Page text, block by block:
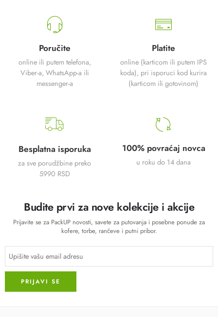
Poručite
online ili putem telefona,
Viber-a, WhatsApp-a ili
messenger-a
Platite
online (karticom ili putem IPS
koda), pri isporuci kod kurira
(karticom ili gotovinom)
Besplatna isporuka
za sve porudžbine preko
5990 RSD
100% povraćaj novca
u roku do 14 dana
Budite prvi za nove kolekcije i akcije
Prijavite se za PackUP novosti, savete za putovanja i posebne ponude za
kofere, torbe, rančeve i putni pribor.